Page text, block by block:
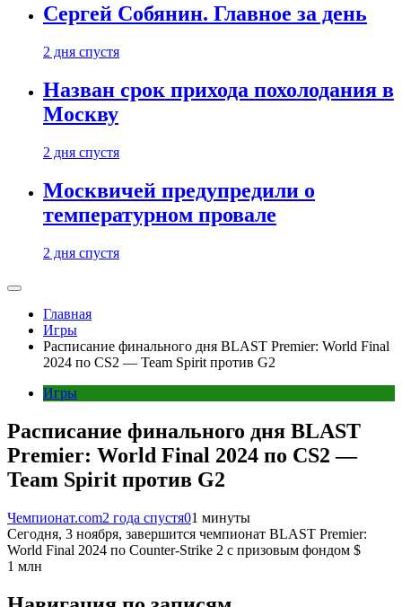
Сергей Собянин. Главное за день
2 дня спустя
Назван срок прихода похолодания в
Москву
2 дня спустя
Москвичей предупредили о
температурном провале
2 дня спустя
Главная
Игры
Расписание финального дня BLAST Premier: World Final
2024 по CS2 — Team Spirit против G2
Игры
Расписание финального дня BLAST
Premier: World Final 2024 по CS2 —
Team Spirit против G2
Чемпионат.com2 года спустя01 минуты
Сегодня, 3 ноября, завершится чемпионат BLAST Premier:
World Final 2024 по Counter-Strike 2 с призовым фондом $
1 млн